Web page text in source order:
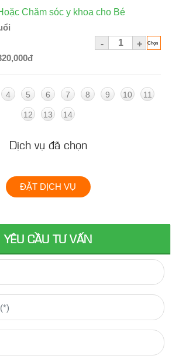
Chăm sóc y khoa cho Bé
-
+
4 5 6 7 8 9 10 11
12 13 14
Dịch vụ đã chọn
ĐẶT DỊCH VỤ
YÊU CẦU TƯ VẤN